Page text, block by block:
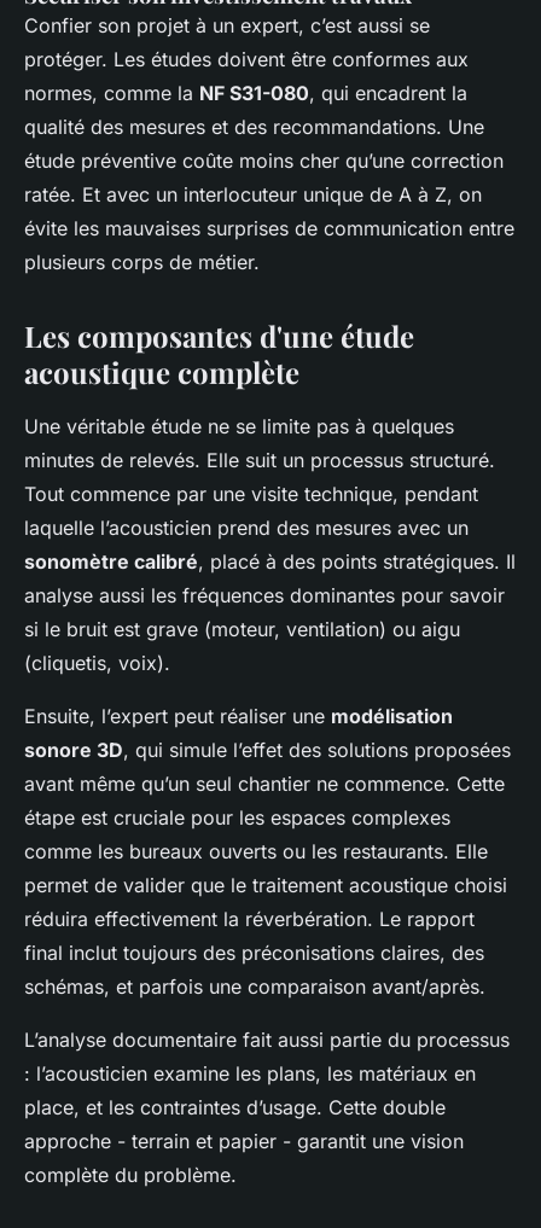
Confier son projet à un expert, c’est aussi se
protéger. Les études doivent être conformes aux
normes, comme la NF S31-080, qui encadrent la
qualité des mesures et des recommandations. Une
étude préventive coûte moins cher qu’une correction
ratée. Et avec un interlocuteur unique de A à Z, on
évite les mauvaises surprises de communication entre
plusieurs corps de métier.
Les composantes d'une étude
acoustique complète
Une véritable étude ne se limite pas à quelques
minutes de relevés. Elle suit un processus structuré.
Tout commence par une visite technique, pendant
laquelle l’acousticien prend des mesures avec un
sonomètre calibré, placé à des points stratégiques. Il
analyse aussi les fréquences dominantes pour savoir
si le bruit est grave (moteur, ventilation) ou aigu
(cliquetis, voix).
Ensuite, l’expert peut réaliser une modélisation
sonore 3D, qui simule l’effet des solutions proposées
avant même qu’un seul chantier ne commence. Cette
étape est cruciale pour les espaces complexes
comme les bureaux ouverts ou les restaurants. Elle
permet de valider que le traitement acoustique choisi
réduira effectivement la réverbération. Le rapport
final inclut toujours des préconisations claires, des
schémas, et parfois une comparaison avant/après.
L’analyse documentaire fait aussi partie du processus
: l’acousticien examine les plans, les matériaux en
place, et les contraintes d’usage. Cette double
approche - terrain et papier - garantit une vision
complète du problème.